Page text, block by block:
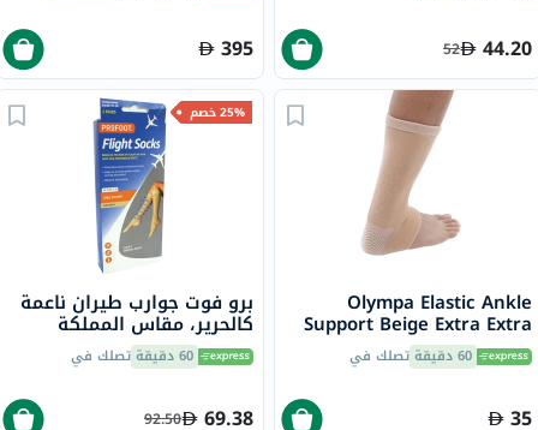
44.20
52
395
Olympa Elastic Ankle
Support Beige Extra Extra
Large OES-911
60 دقيقة تصلك في
35
25% خصم
برو فوت جوارب طيران ناعمة
كالحرير، مقاس المملكة
المتحدة 4-8، زوجان، P7200160 دقيقة تصلك في
69.38
92.50